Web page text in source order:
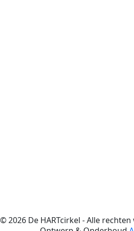
© 2026 De HARTcirkel - Alle